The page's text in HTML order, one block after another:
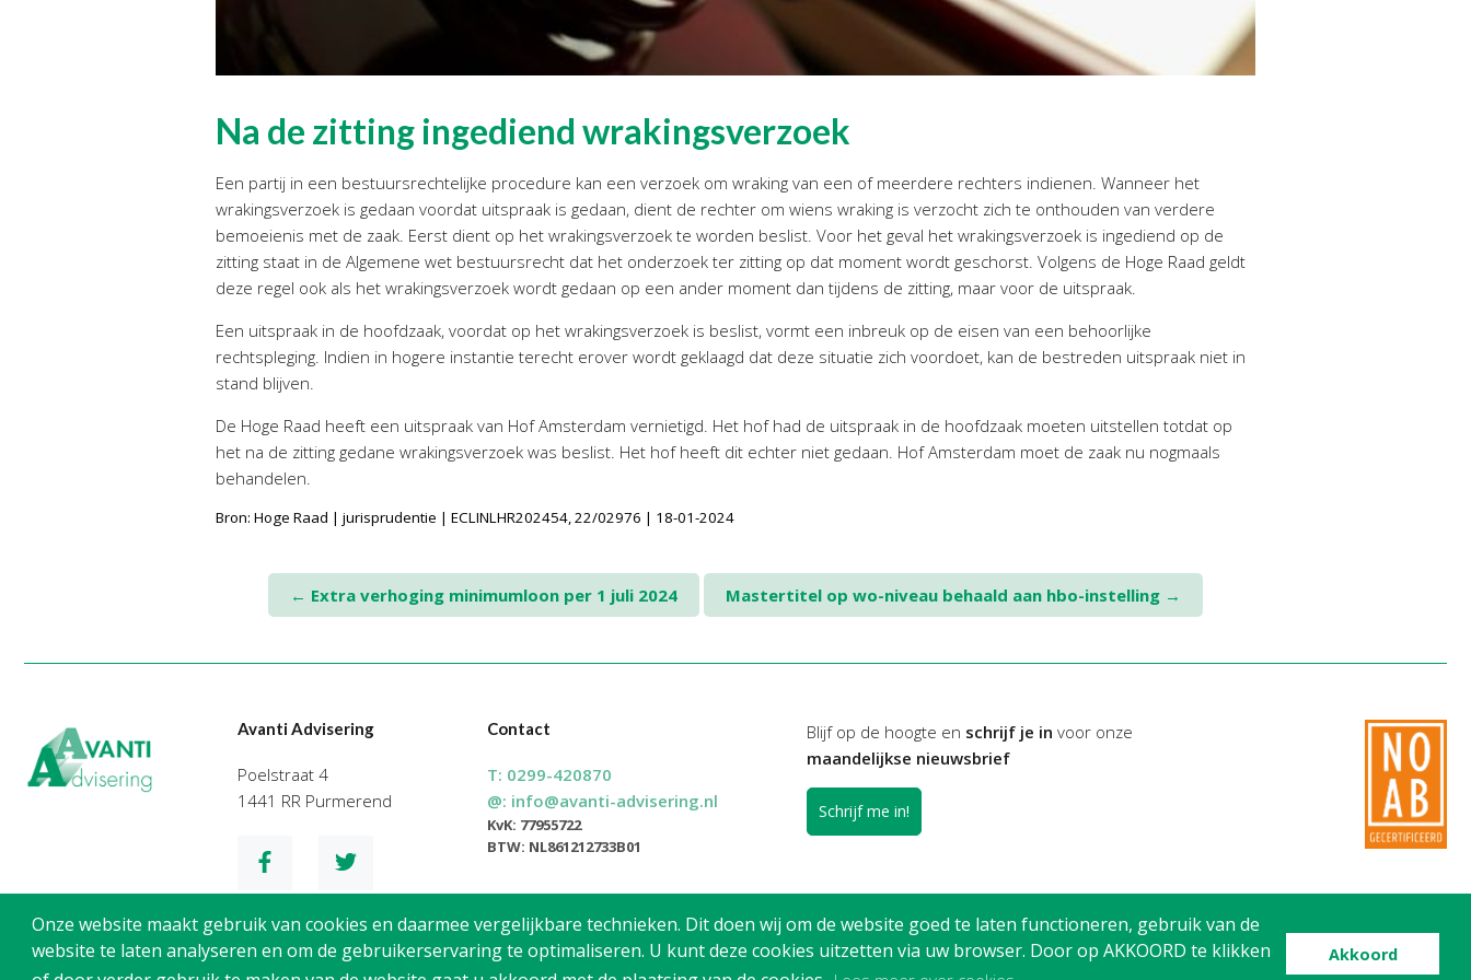
Onze website maakt gebruik van cookies en daarmee vergelijkbare technieken. Dit doen wij om de website goed te laten functioneren, gebruik van de
website te laten analyseren en om de gebruikerservaring te optimaliseren. U kunt deze cookies uitzetten via uw browser. Door op AKKOORD te klikken
Akkoord
Na de zitting ingediend wrakingsverzoek
Een partij in een bestuursrechtelijke procedure kan een verzoek om wraking van een of meerdere rechters indienen. Wanneer het
wrakingsverzoek is gedaan voordat uitspraak is gedaan, dient de rechter om wiens wraking is verzocht zich te onthouden van verdere
bemoeienis met de zaak. Eerst dient op het wrakingsverzoek te worden beslist. Voor het geval het wrakingsverzoek is ingediend op de
zitting staat in de Algemene wet bestuursrecht dat het onderzoek ter zitting op dat moment wordt geschorst. Volgens de Hoge Raad geldt
deze regel ook als het wrakingsverzoek wordt gedaan op een ander moment dan tijdens de zitting, maar voor de uitspraak.
Een uitspraak in de hoofdzaak, voordat op het wrakingsverzoek is beslist, vormt een inbreuk op de eisen van een behoorlijke
rechtspleging. Indien in hogere instantie terecht erover wordt geklaagd dat deze situatie zich voordoet, kan de bestreden uitspraak niet in
stand blijven.
De Hoge Raad heeft een uitspraak van Hof Amsterdam vernietigd. Het hof had de uitspraak in de hoofdzaak moeten uitstellen totdat op
het na de zitting gedane wrakingsverzoek was beslist. Het hof heeft dit echter niet gedaan. Hof Amsterdam moet de zaak nu nogmaals
behandelen.
Bron: Hoge Raad | jurisprudentie | ECLINLHR202454, 22/02976 | 18-01-2024
← Extra verhoging minimumloon per 1 juli 2024 Mastertitel op wo-niveau behaald aan hbo-instelling →
Avanti Advisering
Poelstraat 4
1441 RR Purmerend
Contact
T: 0299-420870
@: info@avanti-advisering.nl
KvK: 77955722
BTW: NL861212733B01
Blijf op de hoogte en schrijf je in voor onze
maandelijkse nieuwsbrief
Schrijf me in!